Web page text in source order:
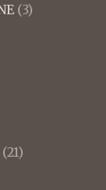
(3)
(21)